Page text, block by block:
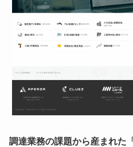
調達業務の課題から産まれた「